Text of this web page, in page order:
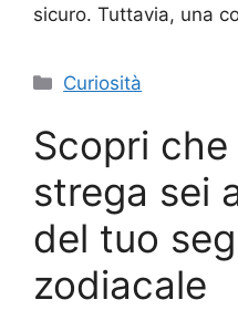
sicuro. Tuttavia, una
Categorie
Curiosità
Scopri
strega sei
del tuo
zodiacale